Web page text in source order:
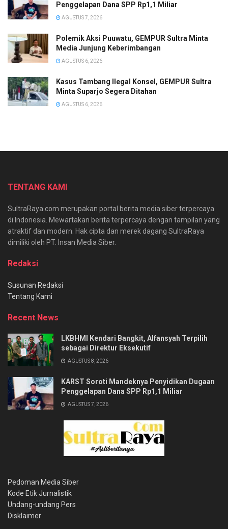
Penggelapan Dana SPP Rp1,1 Miliar
AGUSTUS 7, 2026
Polemik Aksi Puuwatu, GEMPUR Sultra Minta
Media Junjung Keberimbangan
AGUSTUS 6, 2026
Kasus Tambang Ilegal Konsel, GEMPUR Sultra
Minta Suparjo Segera Ditahan
AGUSTUS 6, 2026
TENTANG KAMI
SultraRaya.com merupakan portal berita media siber terpercaya
di Indonesia. Mewartakan berita terpercaya dengan tampilan yang
atraktif dan modern. Hak cipta dan merek dagang SultraRaya
dimiliki oleh PT. Insan Media Siber.
Redaksi
Susunan Redaksi
Tentang Kami
Recent News
LKBHMI Kendari Bangkit, Alfansyah Terpilih
sebagai Direktur Eksekutif
AGUSTUS 8, 2026
KARST Soroti Mandeknya Penyidikan Dugaan
Penggelapan Dana SPP Rp1,1 Miliar
AGUSTUS 7, 2026
Pedoman Media Siber
Kode Etik Jurnalistik
Undang-undang Pers
Disklaimer